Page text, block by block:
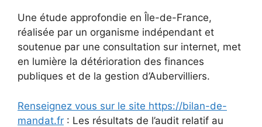
Une étude approfondie en Île-de-France,
réalisée par un organisme indépendant et
soutenue par une consultation sur internet, met
en lumière la détérioration des finances
publiques et de la gestion d’Aubervilliers.
Renseignez vous sur le site https://bilan-de-
mandat.fr : Les résultats de l’audit relatif au